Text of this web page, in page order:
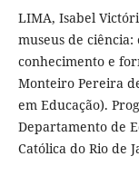
LIMA, Isabel
museus de
conhecimento e
Monteiro Pereira
em Educação).
Departamento de
Católica do Rio de